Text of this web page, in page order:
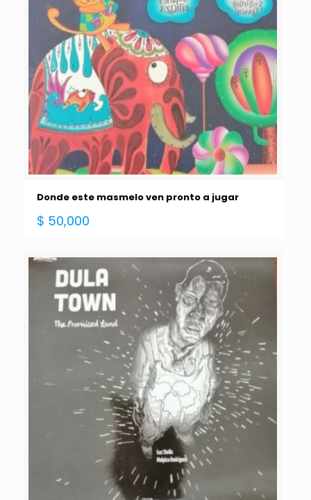
Donde este masmelo ven pronto a jugar
$ 50,000